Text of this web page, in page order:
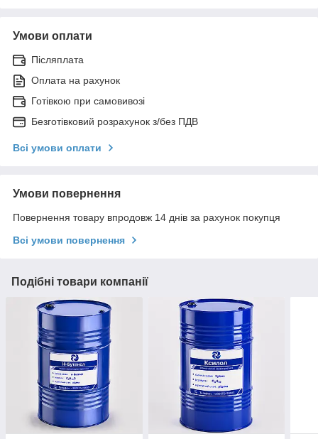
Умови оплати
Післяплата
Оплата на рахунок
Готівкою при самовивозі
Безготівковий розрахунок з/без ПДВ
Всі умови оплати
Умови повернення
Повернення товару впродовж 14 днів за рахунок покупця
Всі умови повернення
Подібні товари компанії